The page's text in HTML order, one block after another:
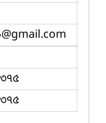
@gmail.com